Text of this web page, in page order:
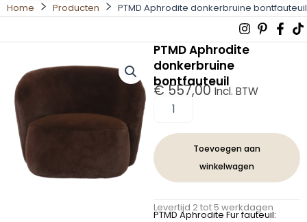
Home Producten PTMD Aphrodite donkerbruine bontfauteuil
Instagram
p f
PTMD Aphrodite
donkerbruine
bontfauteuil
€557,00 Incl. BTW
PTMD
Aphrodite
donkerbruine
bontfauteuil
aantal
Toevoegen aan
winkelwagen
Levertijd 2 tot 5 werkdagen
PTMD Aphrodite Fur fauteuil: